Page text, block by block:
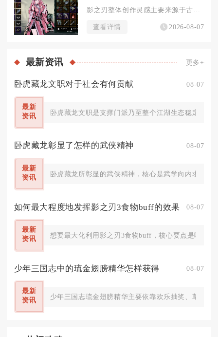
查看详情 2026-08-07
最新资讯 更多+
卧虎藏龙文职对于社会有何贡献 08-07
最新
资讯
卧虎藏龙文职是支撑门派乃至整个江湖生态稳定运
卧虎藏龙彰显了怎样的武侠精神 08-07
最新
资讯
卧虎藏龙所彰显的武侠精神，核心是武学向内求索
如何最大程度地发挥影之刃3食物buff的效果 08-07
最新
资讯
想要最大化利用影之刃3食物buff，核心要点是吃透
少年三国志中的琉金翅膀精华怎样获得 08-07
最新
资讯
少年三国志琉金翅膀精华主要依靠欢乐抽奖、草船